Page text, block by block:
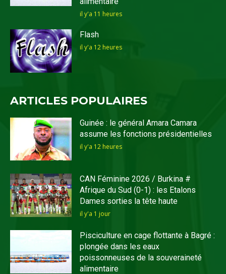
il y'a 11 heures
Flash
il y'a 12 heures
ARTICLES POPULAIRES
Guinée : le général Amara Camara
assume les fonctions présidentielles
il y'a 12 heures
CAN Féminine 2026 / Burkina #
Afrique du Sud (0-1) : les Etalons
Dames sorties la tête haute
il y'a 1 jour
Pisciculture en cage flottante à Bagré :
plongée dans les eaux
poissonneuses de la souveraineté
alimentaire